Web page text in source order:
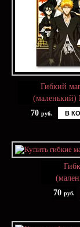
Гибкий
(маленький)
70 руб. В
70 руб.